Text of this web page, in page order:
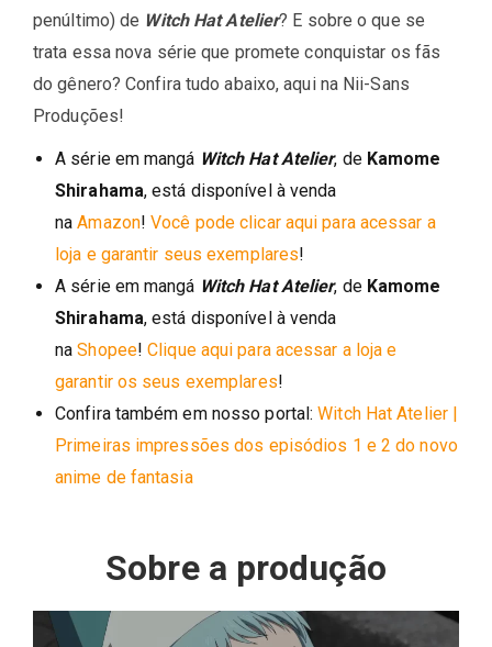
penúltimo) de Witch Hat Atelier? E sobre o que se
trata essa nova série que promete conquistar os fãs
do gênero? Confira tudo abaixo, aqui na Nii-Sans
Produções!
A série em mangá Witch Hat Atelier, de Kamome
Shirahama, está disponível à venda
naAmazon! Você pode clicar aqui para acessar a
loja e garantir seus exemplares!
A série em mangá Witch Hat Atelier, de Kamome
Shirahama, está disponível à venda
naShopee!Clique aqui para acessar a loja e
garantir os seus exemplares!
Confira também em nosso portal:Witch Hat Atelier |
Primeiras impressões dos episódios 1 e 2 do novo
anime de fantasia
Sobre a produção